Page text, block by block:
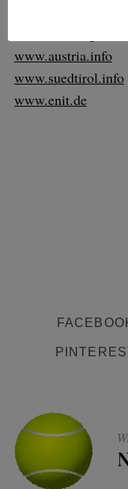
www.austria.info
www.suedtirol.info
www.enit.de